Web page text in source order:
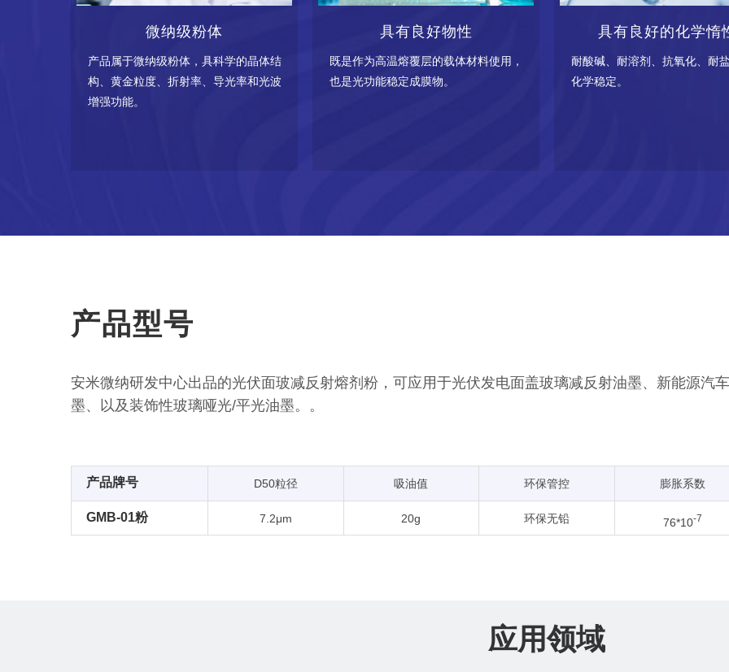
微纳级粉体
产品属于微纳级粉体，具科学的晶体结
构、黄金粒度、折射率、导光率和光波
增强功能。
具有良好物性
既是作为高温熔覆层的载体材料使用，
也是光功能稳定成膜物。
具有良好的化学惰
耐酸碱、耐溶剂、抗氧化、耐
化学稳定。
产品型号
安米微纳研发中心出品的光伏面玻减反射熔剂粉，可应用于光伏发电面盖玻璃减反射油墨、新能源汽
墨、以及装饰性玻璃哑光/平光油墨。。
产品牌号 D50粒径 吸油值 环保管控 膨胀系数
GMB-01粉 7.2μm 20g 环保无铅 76*10-7
应用领域